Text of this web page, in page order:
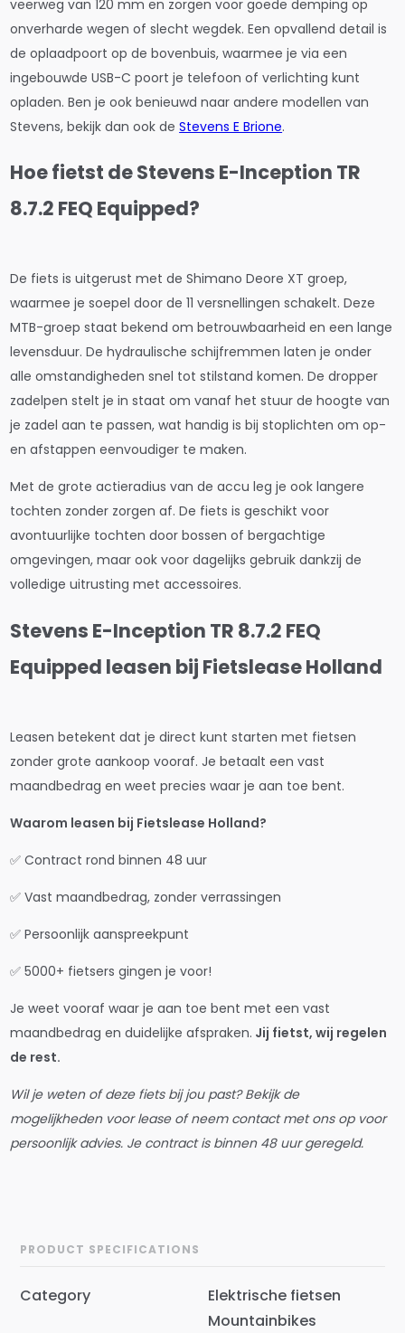
veerweg van 120 mm en zorgen voor goede demping op
onverharde wegen of slecht wegdek. Een opvallend detail is
de oplaadpoort op de bovenbuis, waarmee je via een
ingebouwde USB-C poort je telefoon of verlichting kunt
opladen. Ben je ook benieuwd naar andere modellen van
Stevens, bekijk dan ook deStevens E Brione.
Hoe fietst de Stevens E-Inception TR
8.7.2 FEQ Equipped?
De fiets is uitgerust met de Shimano Deore XT groep,
waarmee je soepel door de 11 versnellingen schakelt. Deze
MTB-groep staat bekend om betrouwbaarheid en een lange
levensduur. De hydraulische schijfremmen laten je onder
alle omstandigheden snel tot stilstand komen. De dropper
zadelpen stelt je in staat om vanaf het stuur de hoogte van
je zadel aan te passen, wat handig is bij stoplichten om op-
en afstappen eenvoudiger te maken.
Met de grote actieradius van de accu leg je ook langere
tochten zonder zorgen af. De fiets is geschikt voor
avontuurlijke tochten door bossen of bergachtige
omgevingen, maar ook voor dagelijks gebruik dankzij de
volledige uitrusting met accessoires.
Stevens E-Inception TR 8.7.2 FEQ
Equipped leasen bij Fietslease Holland
Leasen betekent dat je direct kunt starten met fietsen
zonder grote aankoop vooraf. Je betaalt een vast
maandbedrag en weet precies waar je aan toe bent.
Waarom leasen bij Fietslease Holland?
✅ Contract rond binnen 48 uur
✅ Vast maandbedrag, zonder verrassingen
✅ Persoonlijk aanspreekpunt
✅ 5000+ fietsers gingen je voor!
Je weet vooraf waar je aan toe bent met een vast
maandbedrag en duidelijke afspraken. Jij fietst, wij regelen
de rest.
Wil je weten of deze fiets bij jou past? Bekijk de
mogelijkheden voor lease of neem contact met ons op voor
persoonlijk advies. Je contract is binnen 48 uur geregeld.
PRODUCT SPECIFICATIONS
Category
Elektrische fietsen
Mountainbikes